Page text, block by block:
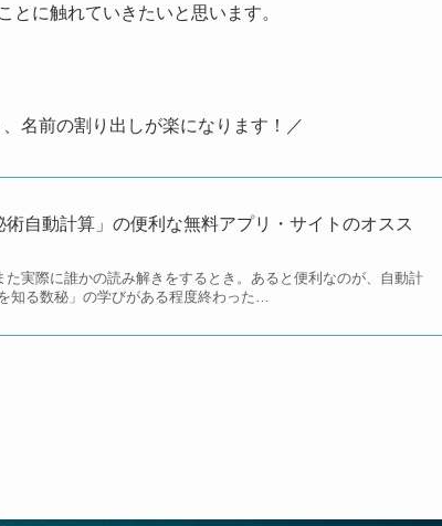
に触れていきたいと思います。
名前の割り出しが楽になります！／
術自動計算」の便利な無料アプリ・サイトのオスス
た実際に誰かの読み解きをするとき。あると便利なのが、自動計
知る数秘」の学びがある程度終わった…